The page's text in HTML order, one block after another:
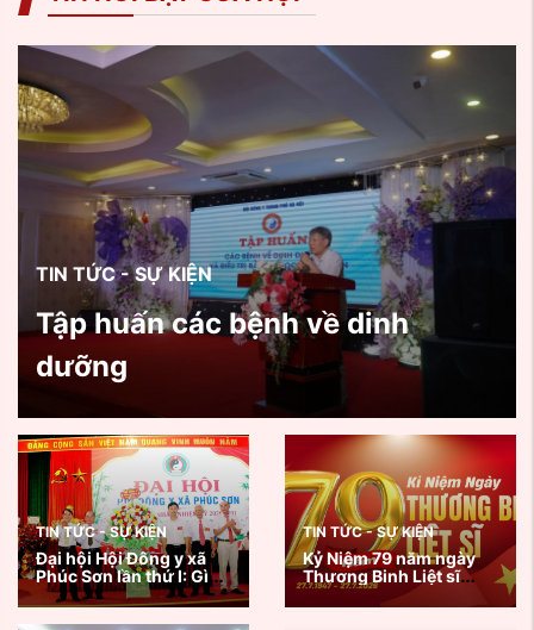
TIN TỨC - SỰ KIỆN
Tập huấn các bệnh về dinh
dưỡng
TIN TỨC - SỰ KIỆN
Đại hội Hội Đông y xã
Phúc Sơn lần thứ I: Gìn
giữ tinh hoa y học cổ
truyền, lan tỏa giá trị
TIN TỨC - SỰ KIỆN
Kỷ Niệm 79 năm ngày
Thương Binh Liệt sĩ
27/7/1947 - 27/7/2026